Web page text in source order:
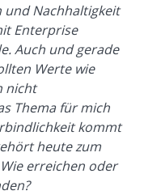
Nachhaltigkeit
Enterprise
Auch und gerade
Werte wie
nicht
Thema für mich
kommt
heute zum
erreichen oder